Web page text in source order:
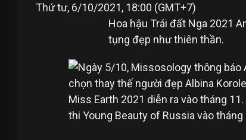
Thứ tư, 6/10/2021, 18:00 (GMT+7)
Hoa hậu Trái đất Nga 2021
tụng đẹp như thiên thần.